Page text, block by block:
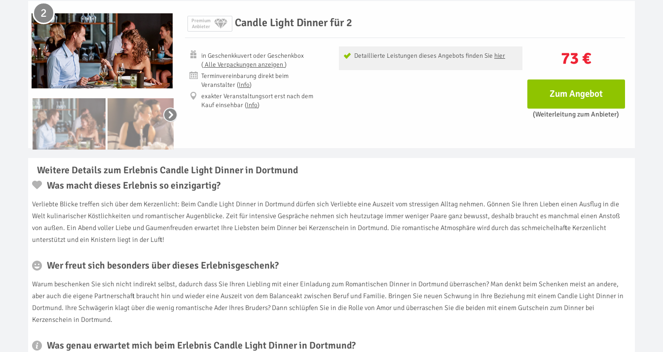
Premium
Anbieter
Candle Light Dinner für 2
2
73 €
Detaillierte Leistungen dieses Angebots finden Sie hier
inGeschenkkuvert oder Geschenkbox
( Alle Verpackungen anzeigen )
Terminvereinbarung direkt beim
Veranstalter (Info)
exakter Veranstaltungsort erst nach dem
Kauf einsehbar (Info)
Zum Angebot
(Weiterleitung zum Anbieter)
Weitere Details zum Erlebnis Candle Light Dinner in Dortmund
Was macht dieses Erlebnis so einzigartig?
Verliebte Blicke treffen sich über dem Kerzenlicht: Beim Candle Light Dinner in Dortmund dürfen sich Verliebte eine Auszeit vom stressigen Alltag nehmen. Gönnen Sie Ihren Lieben einen Ausflug in die
Welt kulinarischer Köstlichkeiten und romantischer Augenblicke. Zeit für intensive Gespräche nehmen sich heutzutage immer weniger Paare ganz bewusst, deshalb braucht es manchmal einen Anstoß
von außen. Ein Abend voller Liebe und Gaumenfreuden erwartet Ihre Liebsten beim Dinner bei Kerzenschein in Dortmund. Die romantische Atmosphäre wird durch das schmeichelhafte Kerzenlicht
unterstützt und ein Knistern liegt in der Luft!
Wer freut sich besonders über dieses Erlebnisgeschenk?
Warum beschenken Sie sich nicht indirekt selbst, dadurch dass Sie Ihren Liebling mit einer Einladung zum Romantischen Dinner in Dortmund überraschen? Man denkt beim Schenken meist an andere,
aber auch die eigene Partnerschaft braucht hin und wieder eine Auszeit von dem Balanceakt zwischen Beruf und Familie. Bringen Sie neuen Schwung in Ihre Beziehung mit einem Candle Light Dinner in
Dortmund. Ihre Schwägerin klagt über die wenig romantische Ader Ihres Bruders? Dann schlüpfen Sie in die Rolle von Amor und überraschen Sie die beiden mit einem Gutschein zum Dinner bei
Kerzenschein in Dortmund.
Was genau erwartet mich beim Erlebnis Candle Light Dinner in Dortmund?